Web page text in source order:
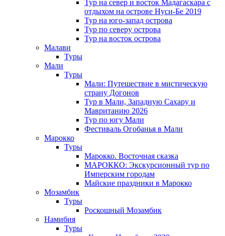
Тур на север и восток Мадагаскара с
отдыхом на острове Нуси-Бе 2019
Тур на юго-запад острова
Тур по северу острова
Тур на восток острова
Малави
Туры
Мали
Туры
Мали: Путешествие в мистическую
страну Догонов
Тур в Мали, Западную Сахару и
Мавританию 2026
Тур по югу Мали
Фестиваль Огобанья в Мали
Марокко
Туры
Марокко. Восточная сказка
МАРОККО: Экскурсионный тур по
Имперским городам
Майские праздники в Марокко
Мозамбик
Туры
Роскошный Мозамбик
Намибия
Туры